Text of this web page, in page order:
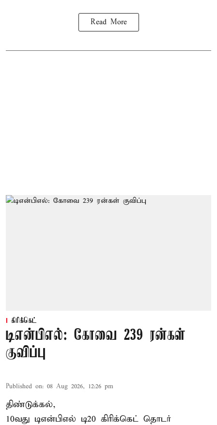
Read More
கிரிக்கெட்
டிஎன்பிஎல்: கோவை 239 ரன்கள்
குவிப்பு
Published on: 08 Aug 2026, 12:26 pm
திண்டுக்கல்,
10வது டிஎன்பிஎல் டி20 கிரிக்கெட் தொடர்